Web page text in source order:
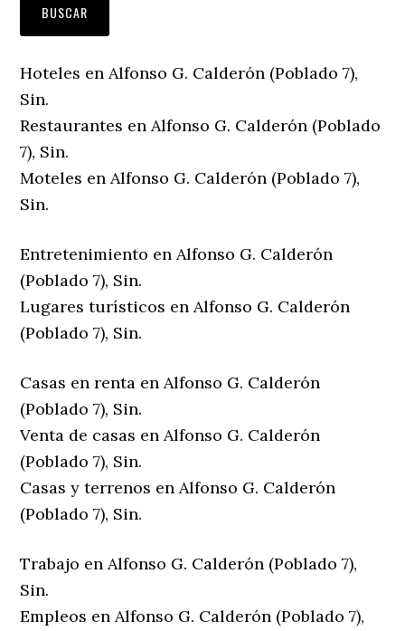
Hoteles en Alfonso G. Calderón (Poblado 7),
Sin.
Restaurantes en Alfonso G. Calderón (Poblado
7), Sin.
Moteles en Alfonso G. Calderón (Poblado 7),
Sin.
Entretenimiento en Alfonso G. Calderón
(Poblado 7), Sin.
Lugares turísticos en Alfonso G. Calderón
(Poblado 7), Sin.
Casas en renta en Alfonso G. Calderón
(Poblado 7), Sin.
Venta de casas en Alfonso G. Calderón
(Poblado 7), Sin.
Casas y terrenos en Alfonso G. Calderón
(Poblado 7), Sin.
Trabajo en Alfonso G. Calderón (Poblado 7),
Sin.
Empleos en Alfonso G. Calderón (Poblado 7),